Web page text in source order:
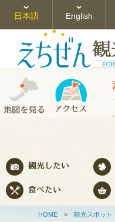
日本語 English
HOME> 観光スポット